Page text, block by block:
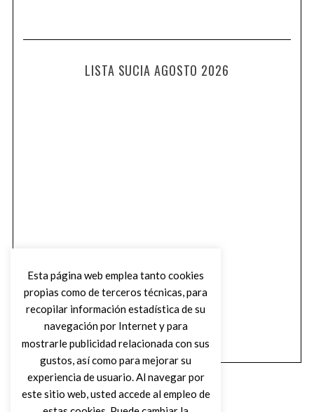
LISTA SUCIA AGOSTO 2026
Esta página web emplea tanto cookies
propias como de terceros técnicas, para
recopilar información estadística de su
navegación por Internet y para
mostrarle publicidad relacionada con sus
gustos, así como para mejorar su
experiencia de usuario. Al navegar por
este sitio web, usted accede al empleo de